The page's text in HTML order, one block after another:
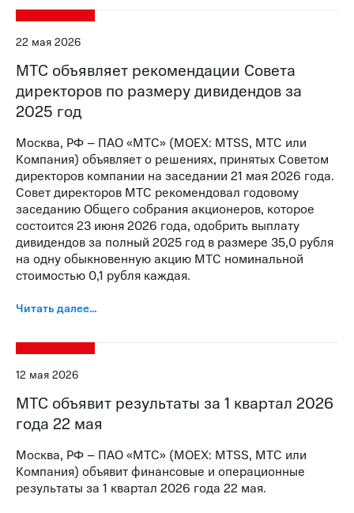
22 мая 2026
МТС объявляет рекомендации Совета
директоров по размеру дивидендов за
2025 год
Москва, РФ – ПАО «МТС» (MOEX: MTSS, МТС или
Компания) объявляет о решениях, принятых Советом
директоров компании на заседании 21 мая 2026 года.
Совет директоров МТС рекомендовал годовому
заседанию Общего собрания акционеров, которое
состоится 23 июня 2026 года, одобрить выплату
дивидендов за полный 2025 год в размере 35,0 рубля
на одну обыкновенную акцию МТС номинальной
стоимостью 0,1 рубля каждая.
Читать далее…
12 мая 2026
МТС объявит результаты за 1 квартал 2026
года 22 мая
Москва, РФ – ПАО «МТС» (MOEX: MTSS, МТС или
Компания) объявит финансовые и операционные
результаты за 1 квартал 2026 года 22 мая.